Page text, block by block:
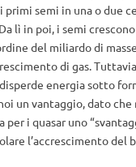
primi semi in una o due
lì in poi, i semi
del miliardo di
di gas.
energia sotto
un vantaggio, dato che
per i quasar uno
l’accrescimento del